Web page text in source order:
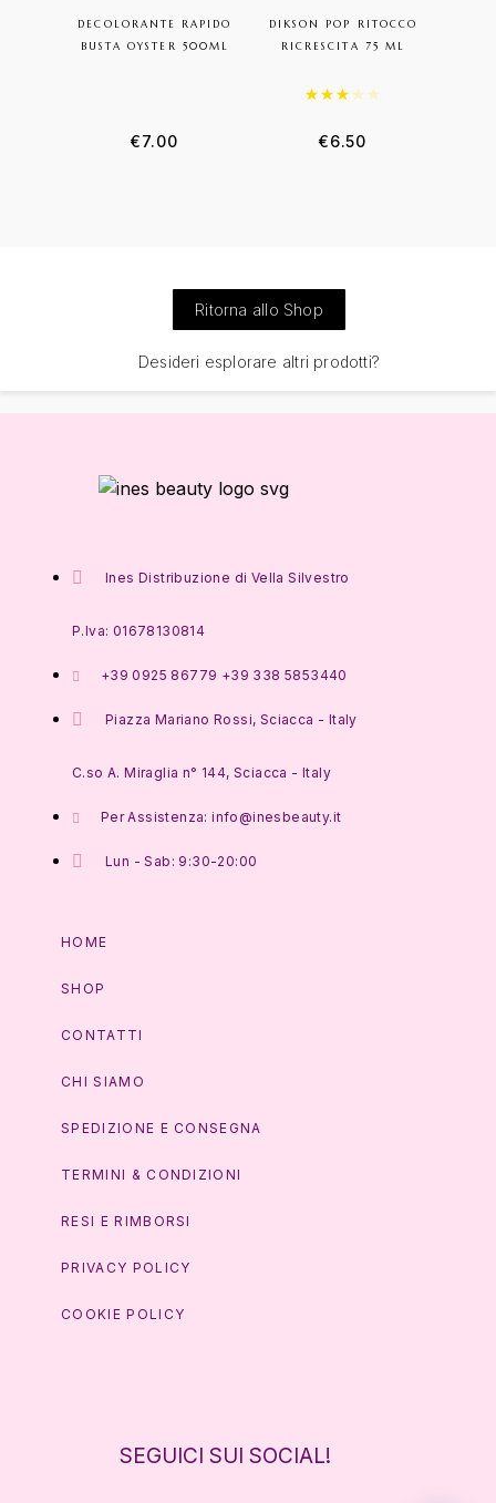
DECOLORANTE RAPIDO
BUSTA OYSTER 500ML
€7.00
DIKSON POP RITOCCO
RICRESCITA 75 ML
Valutato
€6.50
Ritorna allo Shop
Desideri esplorare altri prodotti?
Ines Distribuzione di Vella Silvestro
P.Iva: 01678130814
+39 0925 86779 +39 338 5853440
Piazza Mariano Rossi, Sciacca - Italy
C.so A. Miraglia n° 144, Sciacca - Italy
Per Assistenza: info@inesbeauty.it
Lun - Sab: 9:30-20:00
HOME
SHOP
CONTATTI
CHI SIAMO
SPEDIZIONE E CONSEGNA
TERMINI & CONDIZIONI
RESI E RIMBORSI
PRIVACY POLICY
COOKIE POLICY
SEGUICI SUI SOCIAL!